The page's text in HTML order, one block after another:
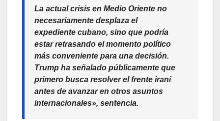
La actual crisis en Medio Oriente no
necesariamente desplaza el
expediente cubano, sino que podría
estar retrasando el momento político
más conveniente para una decisión.
Trump ha señalado públicamente que
primero busca resolver el frente iraní
antes de avanzar en otros asuntos
internacionales», sentencia.